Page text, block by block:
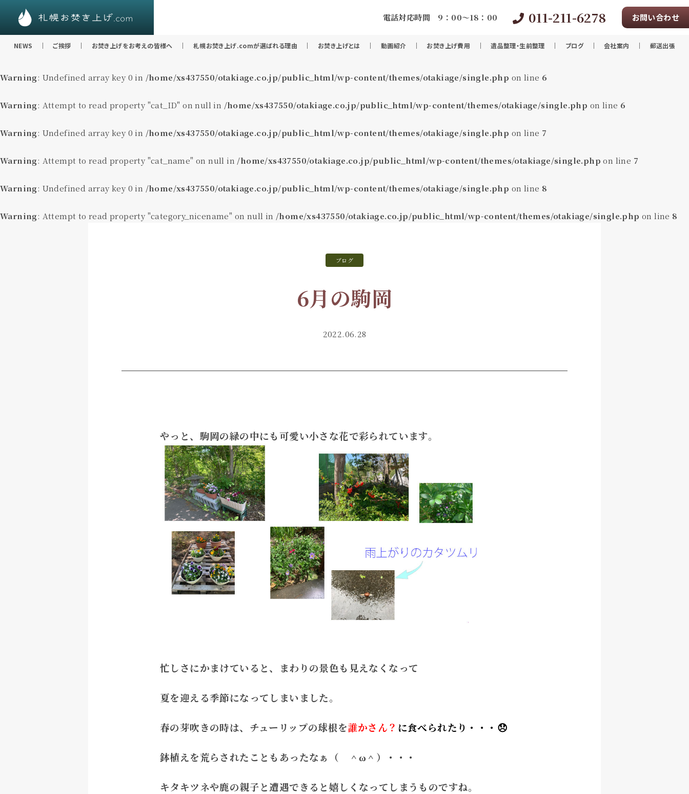
電話対応時間 9：00～18：00 011-211-6278 お問い合わせ
NEWS ご挨拶 お焚き上げをお考えの皆様へ 札幌お焚き上げ.comが選ばれる理由 お焚き上げとは 動画紹介 お焚き上げ費用 遺品整理・生前整理 ブログ 会社案内 郵送出張
Warning: Undefined array key 0 in /home/xs437550/otakiage.co.jp/public_html/wp-content/themes/otakiage/single.php on line 6
Warning: Attempt to read property "cat_ID" on null in /home/xs437550/otakiage.co.jp/public_html/wp-content/themes/otakiage/single.php on line 6
Warning: Undefined array key 0 in /home/xs437550/otakiage.co.jp/public_html/wp-content/themes/otakiage/single.php on line 7
Warning: Attempt to read property "cat_name" on null in /home/xs437550/otakiage.co.jp/public_html/wp-content/themes/otakiage/single.php on line 7
Warning: Undefined array key 0 in /home/xs437550/otakiage.co.jp/public_html/wp-content/themes/otakiage/single.php on line 8
Warning: Attempt to read property "category_nicename" on null in /home/xs437550/otakiage.co.jp/public_html/wp-content/themes/otakiage/single.php on line 8
ブログ
6月の駒岡
2022.06.28
やっと、駒岡の緑の中にも可愛い小さな花で彩られています。
忙しさにかまけていると、まわりの景色も見えなくなって
夏を迎える季節になってしまいました。
春の芽吹きの時は、チューリップの球根を誰かさん？ に食べられたり・・・😞
鉢植えを荒らされたこともあったなぁ（ ＾ω＾）・・・
キタキツネや鹿の親子と遭遇できると嬉しくなってしまうものですね。